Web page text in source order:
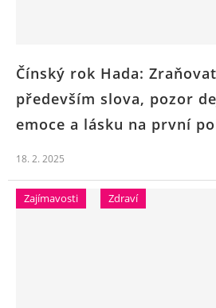
Čínský rok Hada:
především slova, pozor
emoce a lásku na první
18. 2. 2025
Zajímavosti Zdraví